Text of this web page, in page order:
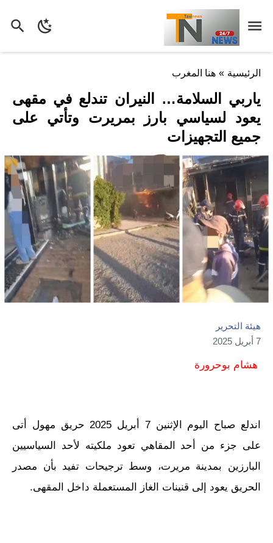
الرئيسية » هنا المغرب
ياربي السلامة… النيران تندلع في مقهى
يعود لسياسي بارز بمريرت وتأتي على
جميع التجهيزات
هيئة التحرير
7 أبريل 2025
هشام بوحرورة
اندلع صباح اليوم الإثنين 7 أبريل 2025 حريق مهول أتى
على جزء من أحد المقاهي تعود ملكيته لأحد السياسيين
البارزين بمدينة مريرت، وسط ترجيحات تفيد بأن مصدر
الحريق يعود إلى قنينات الغاز المستعملة داخل المقهى.